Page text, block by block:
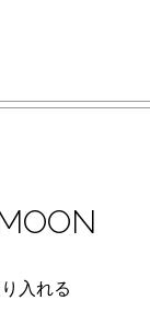
入れる